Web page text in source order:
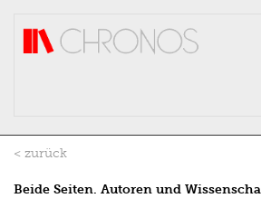
< zurück
Beide Seiten. Autoren und